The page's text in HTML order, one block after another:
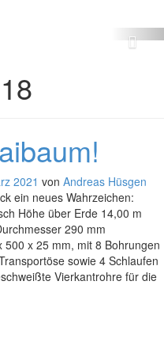
2021 von Andreas Hüsgen
ein neues Wahrzeichen:
Höhe über Erde 14,00 m
290 mm
x 25 mm, mit 8 Bohrungen
sowie 4 Schlaufen
Vierkantrohre für die